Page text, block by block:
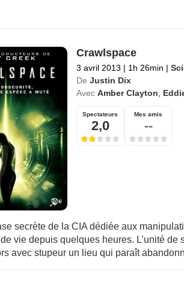
Crawlspace
3 avril 2013 | 1h 26min |
De Justin Dix
Avec Amber Clayton,
Spectateurs
2,0
Mes amis
--
secrète de la CIA dédiée aux
vie depuis quelques heures. L’unité de
avec stupeur un lieu qui paraît